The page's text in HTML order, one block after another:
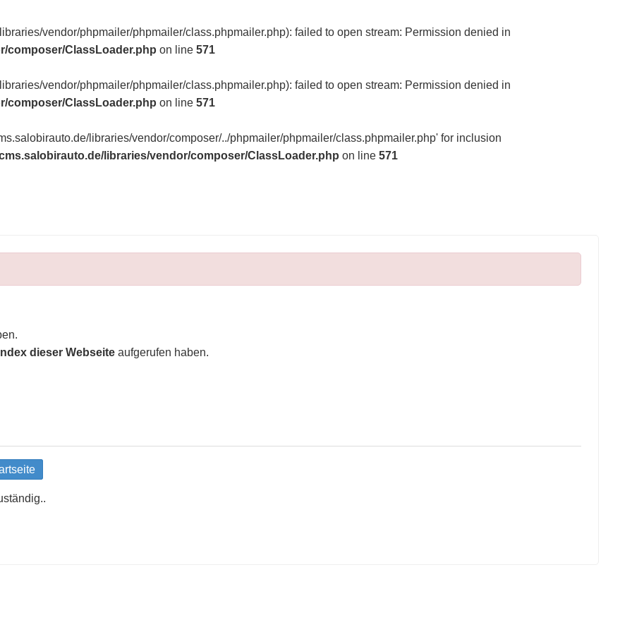
vendor/phpmailer/phpmailer/class.phpmailer.php): failed to open stream: Permission denied in
composer/ClassLoader.php on line 571
vendor/phpmailer/phpmailer/class.phpmailer.php): failed to open stream: Permission denied in
composer/ClassLoader.php on line 571
libraries/vendor/composer/../phpmailer/phpmailer/class.phpmailer.php' for inclusion
libraries/vendor/composer/ClassLoader.php on line 571
dieser Webseite aufgerufen haben.